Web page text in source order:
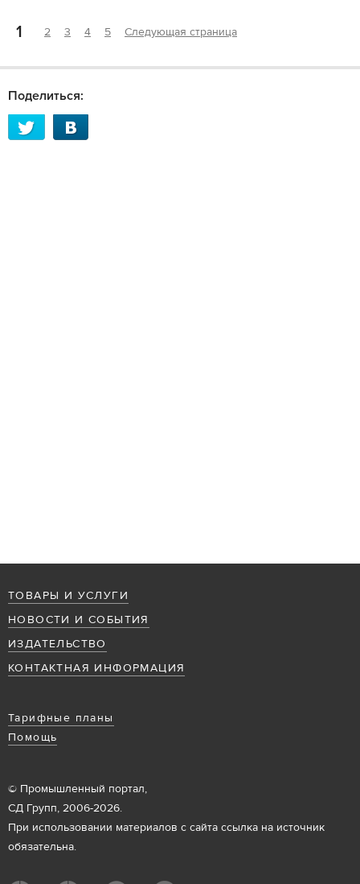
1 2 3 4 5 Следующая страница
Поделиться:
ТОВАРЫ И УСЛУГИ
НОВОСТИ И СОБЫТИЯ
ИЗДАТЕЛЬСТВО
КОНТАКТНАЯ ИНФОРМАЦИЯ
Тарифные планы
Помощь
© Промышленный портал,
СД Групп, 2006-2026.
При использовании материалов с сайта ссылка на источник
обязательна.